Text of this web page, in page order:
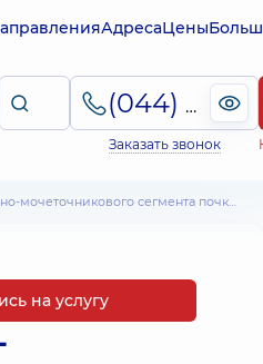
АдресаЦены
(044) 495-2-888
Заказать звонок
сегмента почки при гидронефрозе лапароскопически
на услугу